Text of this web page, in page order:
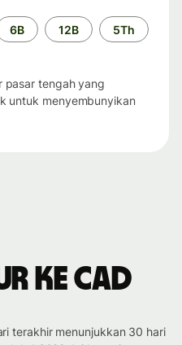
6B 12B 5Th
pasar tengah yang
untuk menyembunyikan
ke CAD
terakhir menunjukkan 30 hari